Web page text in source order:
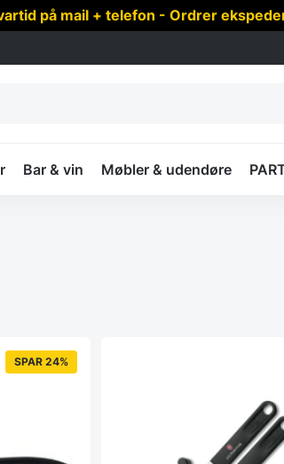
på mail + telefon - Ordrer
Bar & vin Møbler & udendøre
SPAR 24%